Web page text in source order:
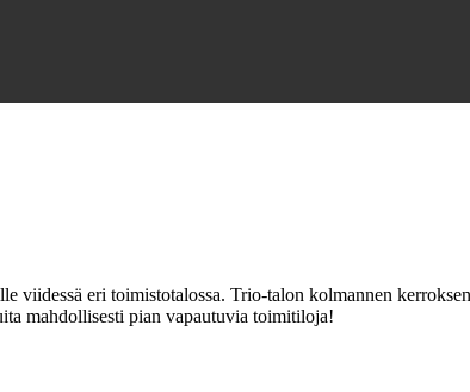
eri toimistotalossa. Trio-talon kolmannen
mahdollisesti pian vapautuvia toimitiloja!